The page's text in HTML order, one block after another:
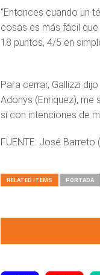
“Entonces cuando un
cosas es más fácil
18 puntos, 4/5 en
Para cerrar, Gallizzi
Adonys (Enriquez),
si con intenciones de
FUENTE: José
RELATED ITEMS PORTADA